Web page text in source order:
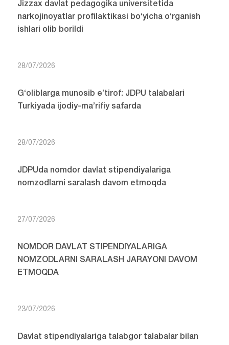
Jizzax davlat pedagogika universitetida
narkojinoyatlar profilaktikasi bo‘yicha o‘rganish
ishlari olib borildi
28/07/2026
G‘oliblarga munosib e’tirof: JDPU talabalari
Turkiyada ijodiy-ma’rifiy safarda
28/07/2026
JDPUda nomdor davlat stipendiyalariga
nomzodlarni saralash davom etmoqda
27/07/2026
NOMDOR DAVLAT STIPENDIYALARIGA
NOMZODLARNI SARALASH JARAYONI DAVOM
ETMOQDA
23/07/2026
Davlat stipendiyalariga talabgor talabalar bilan